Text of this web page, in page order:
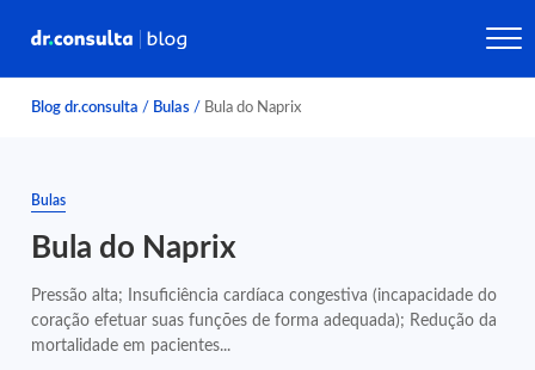
Blog dr.consulta / Bulas / Bula do Naprix
Bulas
Bula do Naprix
Pressão alta; Insuficiência cardíaca congestiva (incapacidade do
coração efetuar suas funções de forma adequada); Redução da
mortalidade em pacientes...